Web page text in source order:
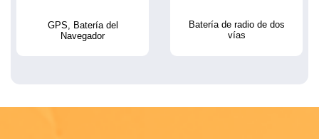
GPS, Batería del
Navegador
Batería de radio de dos
vías